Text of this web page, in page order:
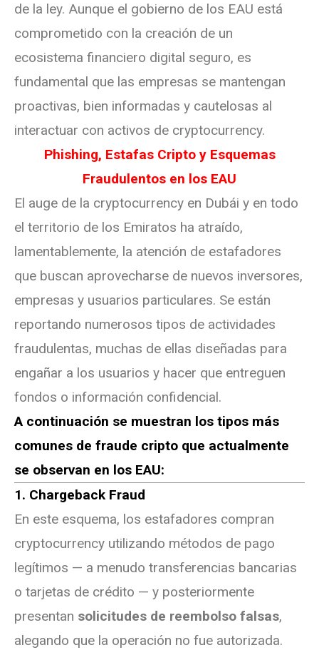
de la ley. Aunque el gobierno de los EAU está
comprometido con la creación de un
ecosistema financiero digital seguro, es
fundamental que las empresas se mantengan
proactivas, bien informadas y cautelosas al
interactuar con activos de cryptocurrency.
Phishing, Estafas Cripto y Esquemas
Fraudulentos en los EAU
El auge de la cryptocurrency en Dubái y en todo
el territorio de los Emiratos ha atraído,
lamentablemente, la atención de estafadores
que buscan aprovecharse de nuevos inversores,
empresas y usuarios particulares. Se están
reportando numerosos tipos de actividades
fraudulentas, muchas de ellas diseñadas para
engañar a los usuarios y hacer que entreguen
fondos o información confidencial.
A continuación se muestran los tipos más
comunes de fraude cripto que actualmente
se observan en los EAU:
1. Chargeback Fraud
En este esquema, los estafadores compran
cryptocurrency utilizando métodos de pago
legítimos — a menudo transferencias bancarias
o tarjetas de crédito — y posteriormente
presentan solicitudes de reembolso falsas,
alegando que la operación no fue autorizada.